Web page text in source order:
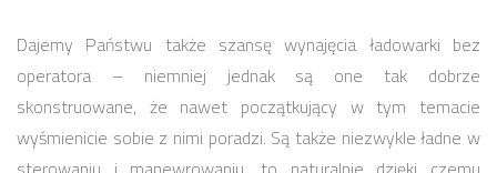
Dajemy Państwu także szansę wynajęcia ładowarki bez
operatora – niemniej jednak są one tak dobrze
skonstruowane, że nawet początkujący w tym temacie
wyśmienicie sobie z nimi poradzi. Są także niezwykle ładne w